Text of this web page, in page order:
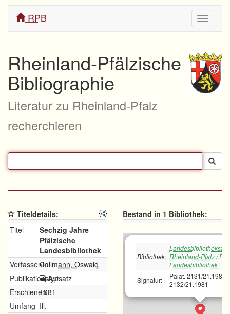
ein/
RPB
Rheinland-Pfälzische
Bibliographie
Literatur zu Rheinland-Pfalz
recherchieren
Titeldetails:
Titel
Sechzig Jahre
Pfälzische
Landesbibliothek
Verfasser/inCollmann, Oswald
PublikationstypAufsatz
Erschienen1981
Umfang Ill.
Bestand in 1 Bibliothek:
Bibliothek: Rheinland-Pfalz /
Landesbibliothek
Signatur:
Palat. 2131/
2132/21.1981